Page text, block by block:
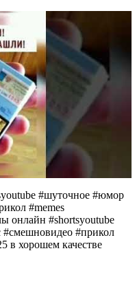
#шуточное #юмор
#memes
онлайн #shortsyoutube
#прикол
в хорошем качестве